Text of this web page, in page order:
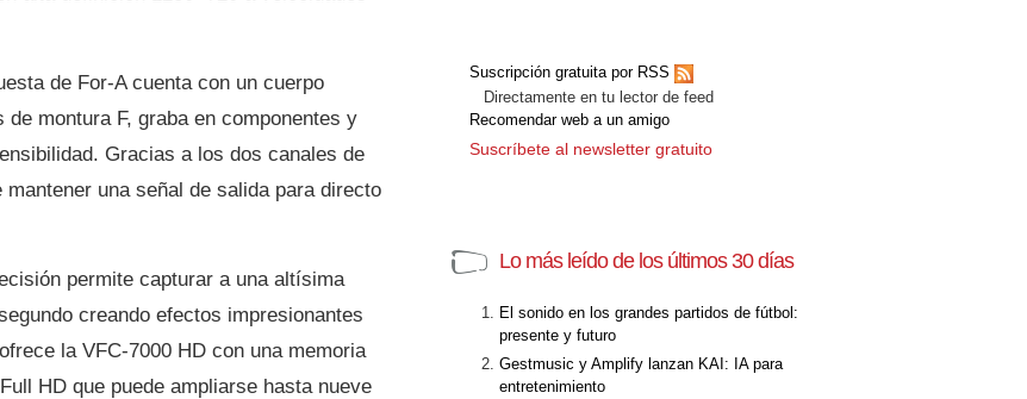
de For-A cuenta con un cuerpo
montura F, graba en componentes y
Gracias a los dos canales de
una señal de salida para directo
permite capturar a una altísima
creando efectos impresionantes
la VFC-7000 HD con una memoria
HD que puede ampliarse hasta nueve
Suscripción gratuita por RSS
Directamente en tu lector de feed
Recomendar web a un amigo
Suscríbete al newsletter gratuito
Lo más leído de los últimos 30 días
El sonido en los grandes partidos de fútbol:
presente y futuro
Gestmusic y Amplify lanzan KAI: IA para
entretenimiento